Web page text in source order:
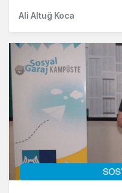
Ali Altuğ Koca